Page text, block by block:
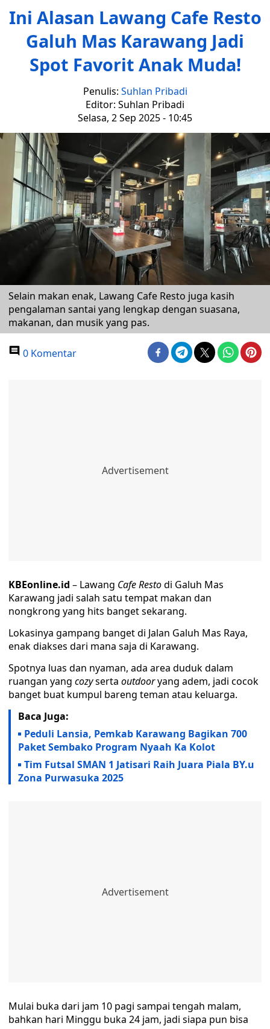
Ini Alasan Lawang Cafe Resto
Galuh Mas Karawang Jadi
Spot Favorit Anak Muda!
Penulis: Suhlan Pribadi
Editor: Suhlan Pribadi
Selasa, 2 Sep 2025 - 10:45
Selain makan enak, Lawang Cafe Resto juga kasih
pengalaman santai yang lengkap dengan suasana,
makanan, dan musik yang pas.
0 Komentar
KBEonline.id – Lawang Cafe Restodi Galuh Mas
Karawang jadi salah satu tempat makan dan
nongkrong yang hits banget sekarang.
Lokasinya gampang banget di Jalan Galuh Mas Raya,
enak diakses dari mana saja di Karawang.
Spotnya luas dan nyaman, ada area duduk dalam
ruangan yang cozyserta outdooryang adem, jadi cocok
banget buat kumpul bareng teman atau keluarga.
Baca Juga:
Peduli Lansia, Pemkab Karawang Bagikan 700
Paket Sembako Program Nyaah Ka Kolot
Tim Futsal SMAN 1 Jatisari Raih Juara Piala BY.u
Zona Purwasuka 2025
Mulai buka dari jam 10 pagi sampai tengah malam,
bahkan hari Minggu buka 24 jam, jadi siapa pun bisa